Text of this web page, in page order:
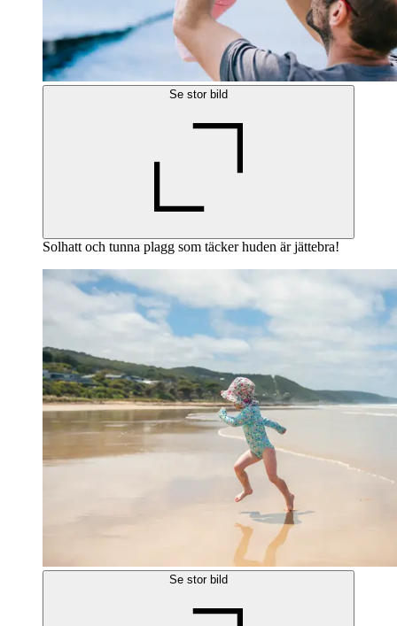
Se stor bild
Solhatt och tunna plagg som täcker huden är jättebra!
Se stor bild